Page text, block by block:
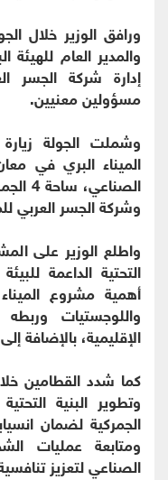
ورافق الوزير خلال
والمدير العام
إدارة شركة الجسر
مسؤولين معنيين.
وشملت الجولة
الميناء البري في
وشركة الجسر العربي
واطلع الوزير على
التحتية الداعمة
أهمية مشروع
واللوجستيات وربطه
الإقليمية،
كما شدد القطامين
الجمركية لضمان
ومتابعة عمليات
الصناعي لتعزيز